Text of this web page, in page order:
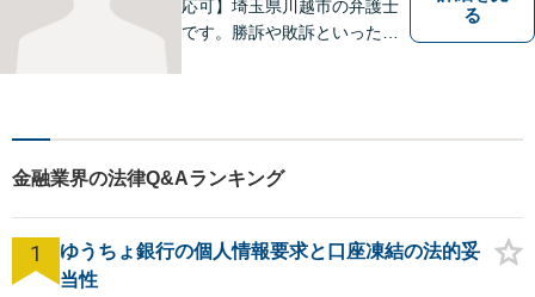
応可】埼玉県川越市の弁護士
です。勝訴や敗訴といった結
い。
る
金融業界の法律Q&Aランキング
1
ゆうちょ銀行の個人情報要求と口座凍結の法的妥
当性